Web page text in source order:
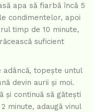
apa să fiarbă încă 5
condimentelor, apoi
timp de 10 minute,
suficient
adâncă, topește untul
devin aurii și moi.
și continuă să gătești
minute, adaugă vinul